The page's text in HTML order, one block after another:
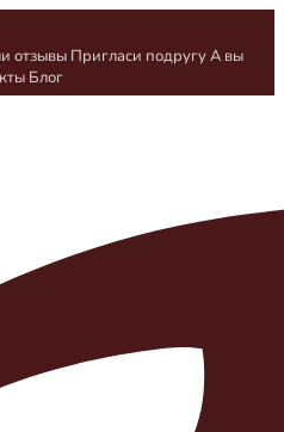
отзывы Пригласи подругуА вы
Блог